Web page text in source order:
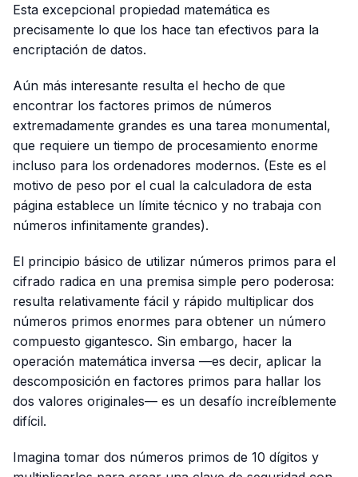
Esta excepcional propiedad matemática es
precisamente lo que los hace tan efectivos para la
encriptación de datos.
Aún más interesante resulta el hecho de que
encontrar los factores primos de números
extremadamente grandes es una tarea monumental,
que requiere un tiempo de procesamiento enorme
incluso para los ordenadores modernos. (Este es el
motivo de peso por el cual la calculadora de esta
página establece un límite técnico y no trabaja con
números infinitamente grandes).
El principio básico de utilizar números primos para el
cifrado radica en una premisa simple pero poderosa:
resulta relativamente fácil y rápido multiplicar dos
números primos enormes para obtener un número
compuesto gigantesco. Sin embargo, hacer la
operación matemática inversa —es decir, aplicar la
descomposición en factores primos para hallar los
dos valores originales— es un desafío increíblemente
difícil.
Imagina tomar dos números primos de 10 dígitos y